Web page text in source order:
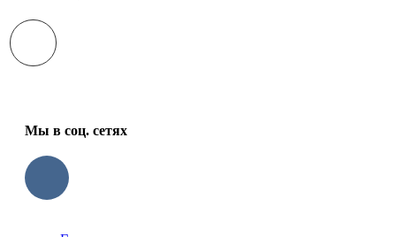
Мы в соц. сетях